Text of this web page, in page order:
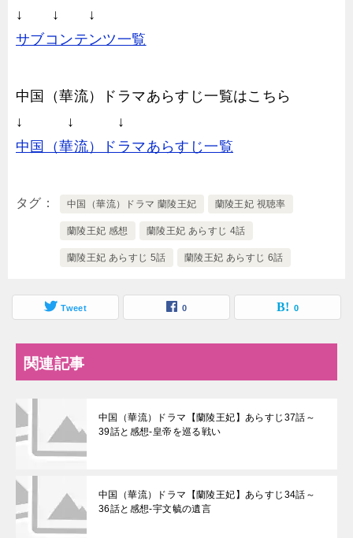
↓ ↓ ↓
サブコンテンツ一覧
中国（華流）ドラマあらすじ一覧はこちら
↓ ↓ ↓
中国（華流）ドラマあらすじ一覧
タグ 中国（華流）ドラマ 蘭陵王妃 蘭陵王妃 視聴率
蘭陵王妃 感想 蘭陵王妃 あらすじ 4話
蘭陵王妃 あらすじ 5話 蘭陵王妃 あらすじ 6話
Tweet 0 0
関連記事
中国（華流）ドラマ【蘭陵王妃】あらすじ37話～
39話と感想-皇帝を巡る戦い
中国（華流）ドラマ【蘭陵王妃】あらすじ34話～
36話と感想-宇文毓の遺言